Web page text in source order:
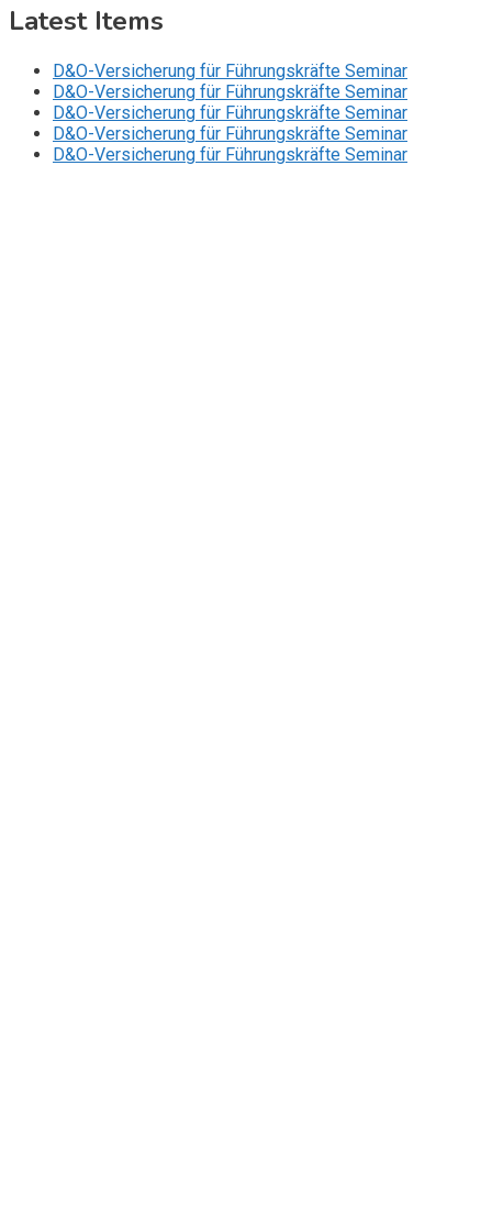
Latest Items
D&O-Versicherung für Führungskräfte Seminar
D&O-Versicherung für Führungskräfte Seminar
D&O-Versicherung für Führungskräfte Seminar
D&O-Versicherung für Führungskräfte Seminar
D&O-Versicherung für Führungskräfte Seminar